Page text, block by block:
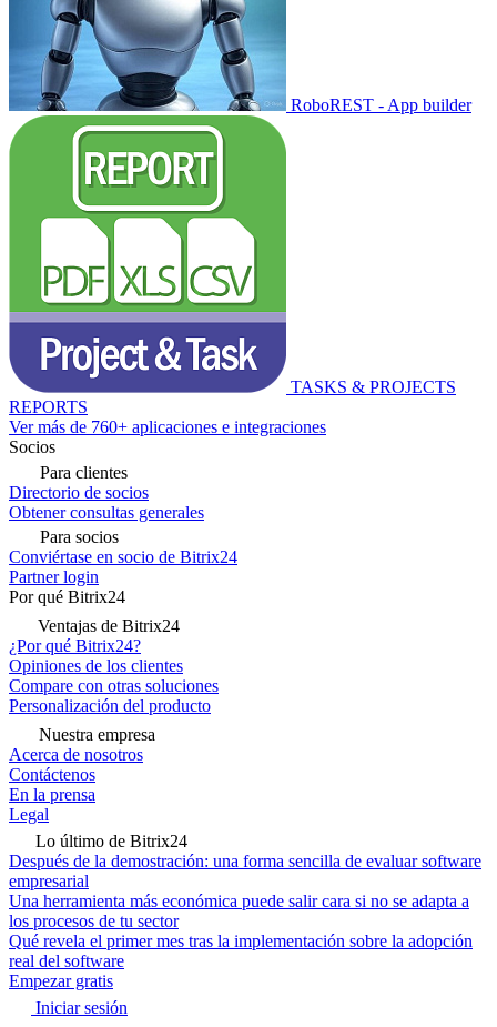
RoboREST - App builder
TASKS & PROJECTS
REPORTS
Ver más de 760+ aplicaciones e integraciones
Socios
Para clientes
Directorio de socios
Obtener consultas generales
Para socios
Conviértase en socio de Bitrix24
Partner login
Por qué Bitrix24
Ventajas de Bitrix24
¿Por qué Bitrix24?
Opiniones de los clientes
Compare con otras soluciones
Personalización del producto
Nuestra empresa
Acerca de nosotros
Contáctenos
En la prensa
Legal
Lo último de Bitrix24
Después de la demostración: una forma sencilla de evaluar software
empresarial
Una herramienta más económica puede salir cara si no se adapta a
los procesos de tu sector
Qué revela el primer mes tras la implementación sobre la adopción
real del software
Empezar gratis
Iniciar sesión